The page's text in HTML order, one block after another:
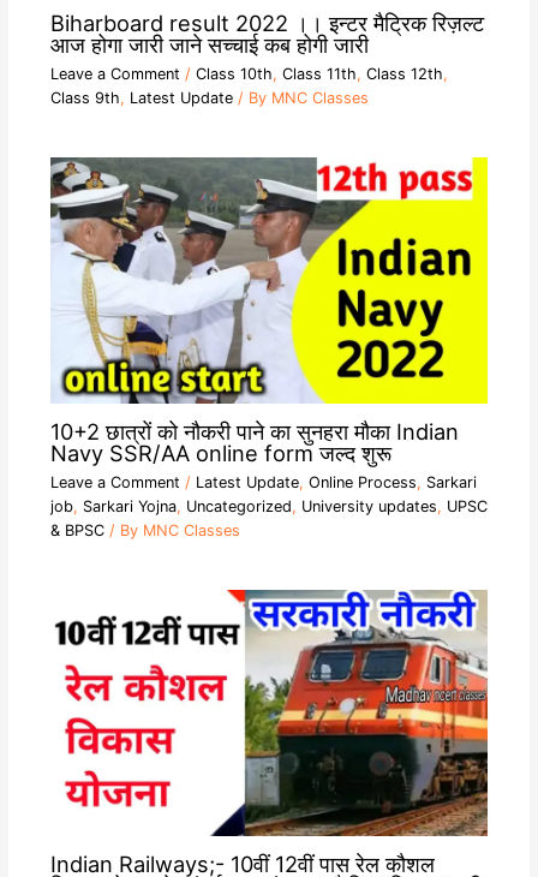
Biharboard result 2022 ।। इन्टर मैट्रिक रिज़ल्ट
आज होगा जारी जाने सच्चाई कब होगी जारी
Leave a Comment / Class 10th, Class 11th, Class 12th,
Class 9th, Latest Update/ By MNC Classes
10+2 छात्रों को नौकरी पाने का सुनहरा मौका Indian
Navy SSR/AA online form जल्द शुरू
Leave a Comment / Latest Update, Online Process, Sarkari
job, Sarkari Yojna, Uncategorized, University updates, UPSC
& BPSC/ By MNC Classes
Indian Railways;- 10वीं 12वीं पास रेल कौशल